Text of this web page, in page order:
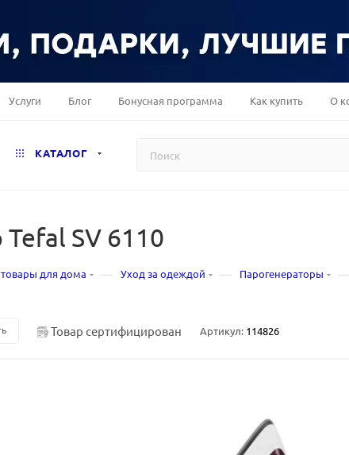
Услуги Блог Бонусная программа Как купить О
КАТАЛОГ
SV 6110
для дома — Уход за одеждой — Парогенераторы —
Товар сертифицирован Артикул: 114826